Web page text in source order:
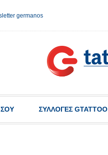
germanos
ΣΥΛΛΟΓΈΣ GTATTOO